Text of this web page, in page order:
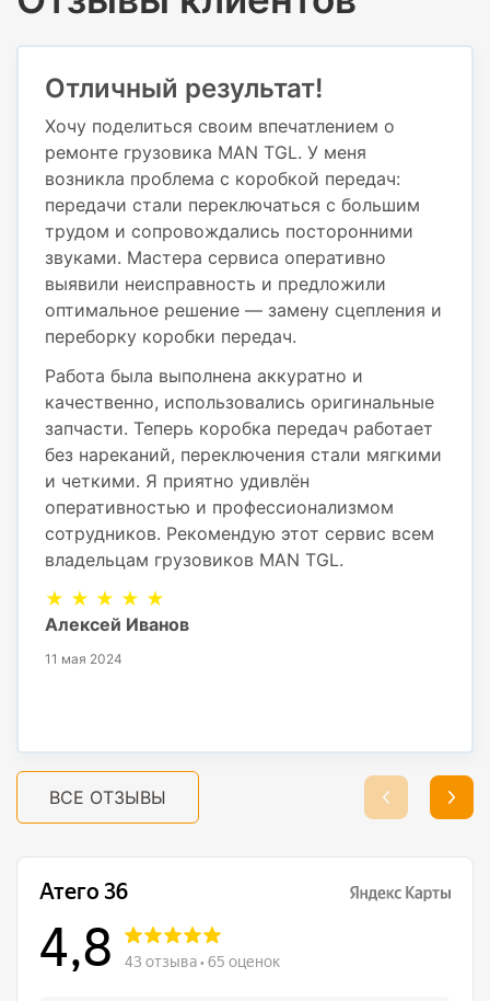
Отличный результат!
Хочу поделиться своим впечатлением о
ремонте грузовика MAN TGL. У меня
возникла проблема с коробкой передач:
передачи стали переключаться с большим
трудом и сопровождались посторонними
звуками. Мастера сервиса оперативно
выявили неисправность и предложили
оптимальное решение — замену сцепления и
переборку коробки передач.
Работа была выполнена аккуратно и
качественно, использовались оригинальные
запчасти. Теперь коробка передач работает
без нареканий, переключения стали мягкими
и четкими. Я приятно удивлён
оперативностью и профессионализмом
сотрудников. Рекомендую этот сервис всем
владельцам грузовиков MAN TGL.
★ ★ ★ ★ ★
Алексей Иванов
11 мая 2024
ВСЕ ОТЗЫВЫ